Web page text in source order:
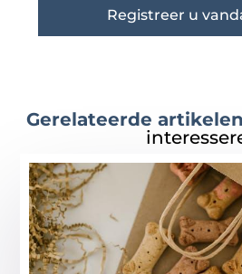
Registreer u
Gerelateerde artikelen